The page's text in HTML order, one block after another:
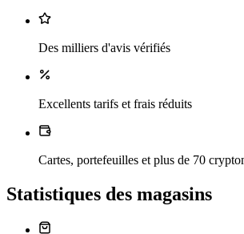
Des milliers d'avis vérifiés
Excellents tarifs et frais réduits
Cartes, portefeuilles et plus de 70
Statistiques des magasins